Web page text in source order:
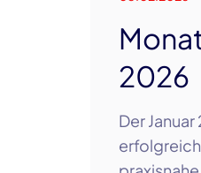
2026
Der